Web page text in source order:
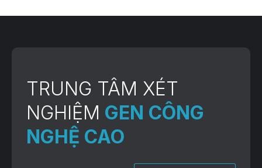
TRUNG TÂM XÉT
NGHIỆM GEN CÔNG
NGHỆ CAO